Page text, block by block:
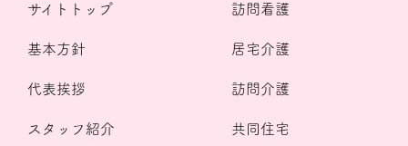
サイトトップ
基本方針
代表挨拶
スタッフ紹介
訪問看護
居宅介護
訪問介護
共同住宅